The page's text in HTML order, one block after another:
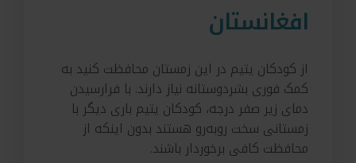
افغانستان
از کودکان یتیم در این زمستان محافظت کنید به
کمک فوری بشردوستانه نیاز دارند. با فرارسیدن
دمای زیر صفر درجه، کودکان یتیم باری دیگر با
زمستانی سخت روبه‌رو هستند بدون اینکه از
محافظت کافی برخوردار باشند.